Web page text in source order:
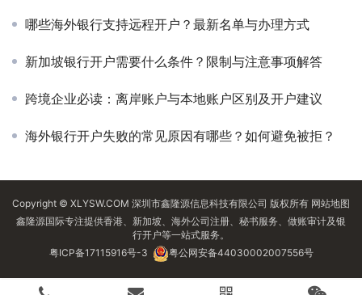
哪些海外银行支持远程开户？最新名单与办理方式
新加坡银行开户需要什么条件？限制与注意事项解答
跨境企业必读：离岸账户与本地账户区别及开户建议
海外银行开户失败的常见原因有哪些？如何避免被拒？
Copyright © XLYSW.COM 深圳市鑫隆源信息科技有限公司 版权所有 网站地图
鑫隆源国际专注提供香港、新加坡、海外公司注册、秘书服务、做账审计及银
行开户等一站式服务。
粤ICP备17115916号-3
粤公网安备44030002007556号